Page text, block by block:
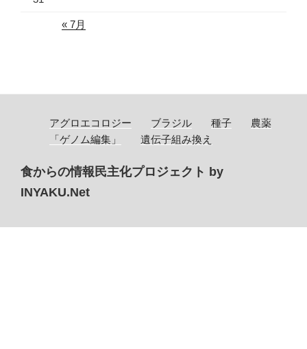
« 7月
アグロエコロジー ブラジル 種子
農薬
「ゲノム編集」
遺伝子組み換え
食からの情報民主化プロジェクト by
INYAKU.Net